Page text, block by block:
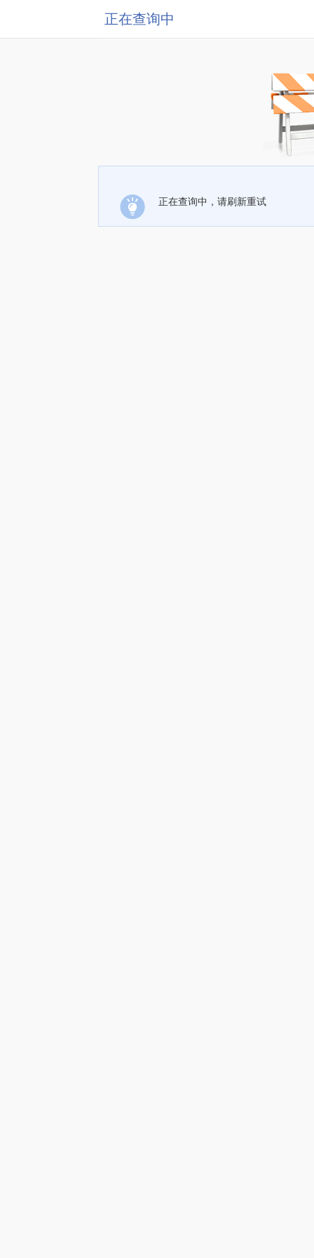
正在查询中
正在查询中，请刷新重试